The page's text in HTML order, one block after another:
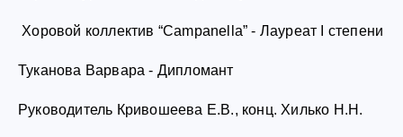
Хоровой коллектив “Campanella” - Лауреат I степени
Туканова Варвара - Дипломант
Руководитель Кривошеева Е.В., конц. Хилько Н.Н.